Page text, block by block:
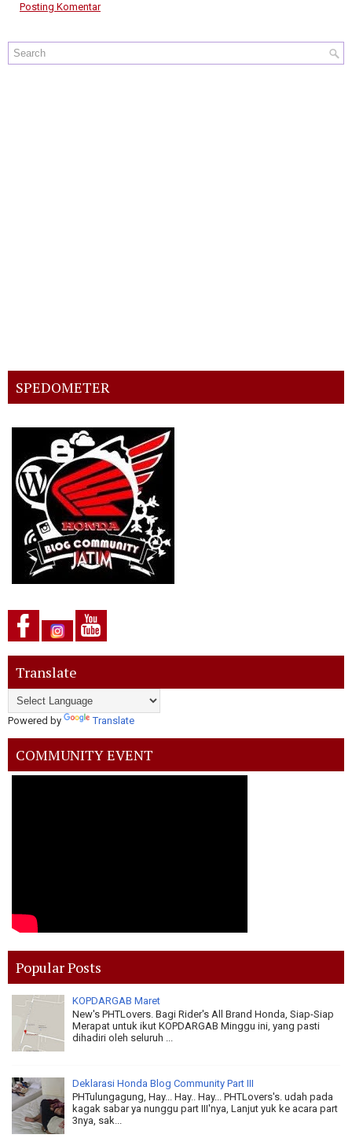
Posting Komentar
SPEDOMETER
Translate
Powered by Translate
COMMUNITY EVENT
Popular Posts
KOPDARGAB Maret
New's PHTLovers. Bagi Rider's All Brand Honda, Siap-Siap
Merapat untuk ikut KOPDARGAB Minggu ini, yang pasti
dihadiri oleh seluruh ...
Deklarasi Honda Blog Community Part III
PHTulungagung, Hay... Hay.. Hay... PHTLovers's. udah pada
kagak sabar ya nunggu part III'nya, Lanjut yuk ke acara part
3nya, sak...